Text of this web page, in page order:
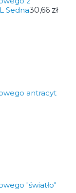
Sedna30,66 zł
antracyt
"światło"